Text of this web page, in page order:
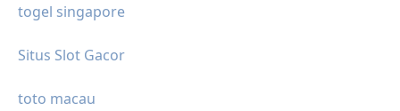
togel singapore
Situs Slot Gacor
toto macau